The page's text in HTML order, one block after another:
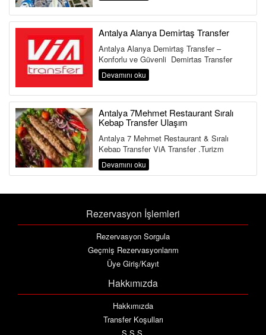
Antalya Alanya Demirtaş Transfer
Antalya Alanya Demirtaş Transfer –
Konforlu ve Güvenli Demirtaş Transfer
Hizmeti Antalya Havalimanı&...
Devamını oku
Antalya 7Mehmet Restaurant Sıralı
Kebap Transfer Ulaşım
Antalya 7 Mehmet Restaurant & Sıralı
Kebap Transfer ViA Transfer ,Turizm
Bakanlığı ve Ulaştırma Bakanlığına Bağlı ...
Devamını oku
Rezervasyon İşlemleri
Rezervasyon Sorgula
Geçmiş Rezervasyonlarım
Üye Giriş/Kayıt
Hakkımızda
Hakkımızda
Transfer Koşulları